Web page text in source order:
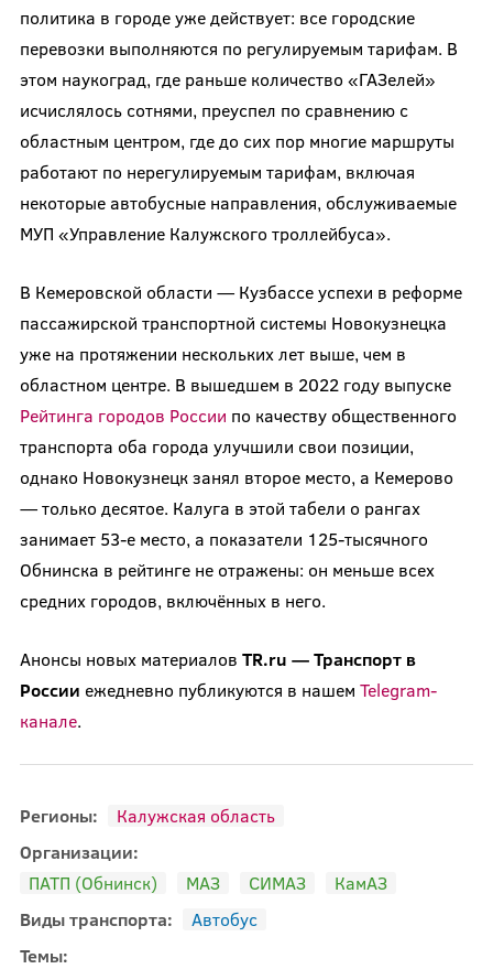
политика в городе уже действует: все городские
перевозки выполняются по регулируемым тарифам. В
этом наукоград, где раньше количество «ГАЗелей»
исчислялось сотнями, преуспел по сравнению с
областным центром, где до сих пор многие маршруты
работают по нерегулируемым тарифам, включая
некоторые автобусные направления, обслуживаемые
МУП «Управление Калужского троллейбуса».
В Кемеровской области — Кузбассе успехи в реформе
пассажирской транспортной системы Новокузнецка
уже на протяжении нескольких лет выше, чем в
областном центре. В вышедшем в 2022 году выпуске
Рейтинга городов России по качеству общественного
транспорта оба города улучшили свои позиции,
однако Новокузнецк занял второе место, а Кемерово
— только десятое. Калуга в этой табели о рангах
занимает 53-е место, а показатели 125-тысячного
Обнинска в рейтинге не отражены: он меньше всех
средних городов, включённых в него.
Анонсы новых материалов TR.ru — Транспорт в
России ежедневно публикуются в нашем Telegram-
канале.
Регионы:
Калужская область
Организации:
ПАТП (Обнинск)
МАЗ СИМАЗ
КамАЗ
Виды транспорта:
Автобус
Темы: